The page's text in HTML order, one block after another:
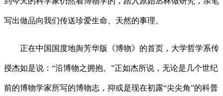
写出做品向我们传送珍爱生命、天然的事理。
正在中国国度地舆芳华版《博物》的首页，大学哲学系传
授杰如是说：“沿博物之拥抱。”正如杰所说，无论是几个世纪
前的博物学家所写的博物志，抑或是现在初露“尖尖角”的科普